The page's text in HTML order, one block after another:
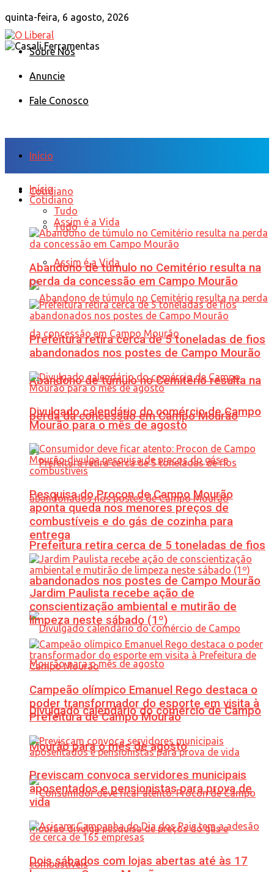
quinta-feira, 6 agosto, 2026
Sobre Nós
Anuncie
Fale Conosco
Início
Cotidiano
Tudo
Assim é a Vida
Abandono de túmulo no Cemitério resulta na
perda da concessão em Campo Mourão
Prefeitura retira cerca de 5 toneladas de fios
abandonados nos postes de Campo Mourão
Divulgado calendário do comércio de Campo
Mourão para o mês de agosto
Início
Cotidiano
Tudo
Assim é a Vida
Abandono de túmulo no Cemitério resulta na
perda da concessão em Campo Mourão
Prefeitura retira cerca de 5 toneladas de fios
abandonados nos postes de Campo Mourão
Divulgado calendário do comércio de Campo
Mourão para o mês de agosto
Pesquisa do Procon de Campo Mourão
aponta queda nos menores preços de
combustíveis e do gás de cozinha para
entrega
Jardim Paulista recebe ação de
conscientização ambiental e mutirão de
limpeza neste sábado (1º)
Campeão olímpico Emanuel Rego destaca o
poder transformador do esporte em visita à
Prefeitura de Campo Mourão
Previscam convoca servidores municipais
aposentados e pensionistas para prova de
vida
Dois sábados com lojas abertas até às 17